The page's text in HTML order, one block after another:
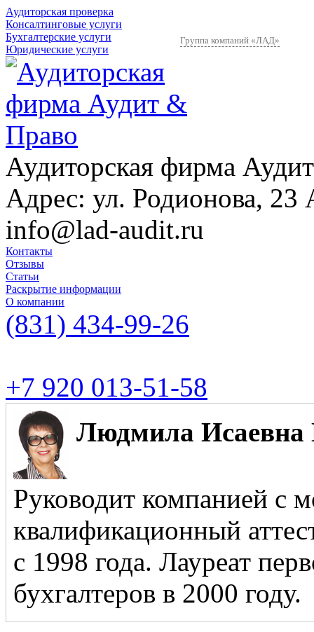
Аудиторская проверка
Консалтинговые услуги
Бухгалтерские услуги
Юридические услуги
Группа компаний «ЛАД»
Аудиторская фирма
Адрес: ул. Родионова, 23
info@lad-audit.ru
Контакты
Отзывы
Статьи
Раскрытие информации
О компании
(831) 434-99-26
+7 920 013-51-58
Людмила Исаевна
Руководит компанией с
квалификационный
с 1998 года. Лауреат
бухгалтеров в 2000 году.